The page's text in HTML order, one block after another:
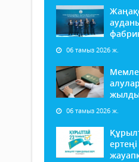
06 тамыз 2026 ж.
06 тамыз 2026 ж.